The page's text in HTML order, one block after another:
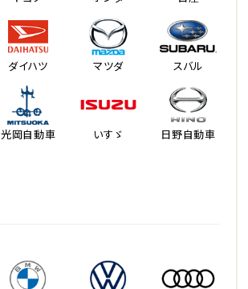
ダイハツ マツダ スバル
光岡自動車 いすゞ 日野自動車